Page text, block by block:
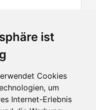
ist
Cookies
um
Internet-Erlebnis